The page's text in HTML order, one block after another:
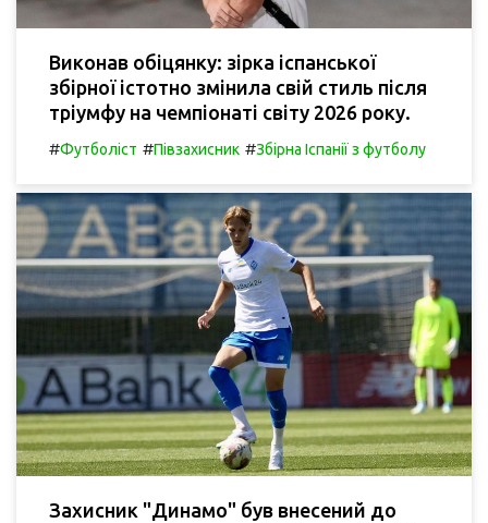
Виконав обіцянку: зірка іспанської
збірної істотно змінила свій стиль після
тріумфу на чемпіонаті світу 2026 року.
#Футболіст #Півзахисник #Збірна Іспанії з футболу
Захисник "Динамо" був внесений до